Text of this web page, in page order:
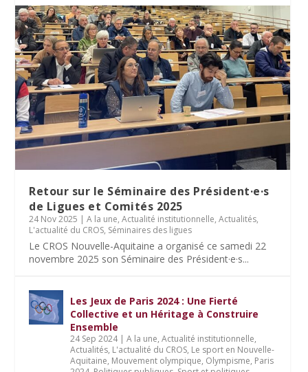
Retour sur le Séminaire des Président·e·s
de Ligues et Comités 2025
24 Nov 2025 |A la une,Actualité institutionnelle,Actualités,
L'actualité du CROS, Séminaires des ligues
Le CROS Nouvelle-Aquitaine a organisé ce samedi 22
novembre 2025 son Séminaire des Président·e·s...
Les Jeux de Paris 2024 : Une Fierté
Collective et un Héritage à Construire
Ensemble
24 Sep 2024|A la une,Actualité institutionnelle,
Actualités, L'actualité du CROS, Le sport en Nouvelle-
Aquitaine, Mouvement olympique, Olympisme, Paris